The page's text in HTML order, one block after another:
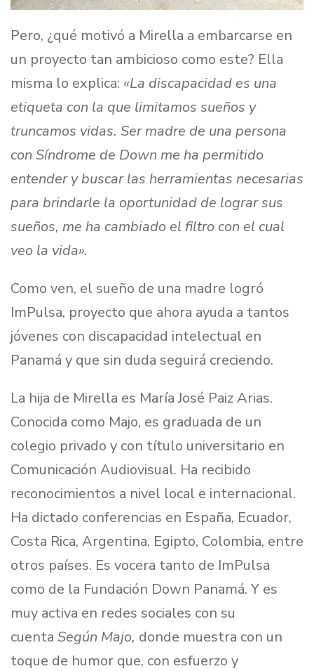
Pero, ¿qué motivó a Mirella a embarcarse en
un proyecto tan ambicioso como este? Ella
misma lo explica: «La discapacidad es una
etiqueta con la que limitamos sueños y
truncamos vidas. Ser madre de una persona
con Síndrome de Down me ha permitido
entender y buscar las herramientas necesarias
para brindarle la oportunidad de lograr sus
sueños, me ha cambiado el filtro con el cual
veo la vida».
Como ven, el sueño de una madre logró
ImPulsa, proyecto que ahora ayuda a tantos
jóvenes con discapacidad intelectual en
Panamá y que sin duda seguirá creciendo.
La hija de Mirella es María José Paiz Arias.
Conocida como Majo, es graduada de un
colegio privado y con título universitario en
Comunicación Audiovisual. Ha recibido
reconocimientos a nivel local e internacional.
Ha dictado conferencias en España, Ecuador,
Costa Rica, Argentina, Egipto, Colombia, entre
otros países. Es vocera tanto de ImPulsa
como de la Fundación Down Panamá. Y es
muy activa en redes sociales con su
cuenta Según Majo, donde muestra con un
toque de humor que, con esfuerzo y